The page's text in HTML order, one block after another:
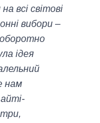
всі світові
вибори –
ідея
нам